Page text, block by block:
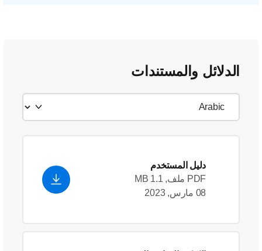
الدلائل والمستندات
دليل المستخدم
PDF ملف, 1.1 MB
08 مارس, 2023